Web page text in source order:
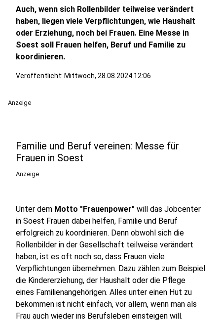
Auch, wenn sich Rollenbilder teilweise verändert
haben, liegen viele Verpflichtungen, wie Haushalt
oder Erziehung, noch bei Frauen. Eine Messe in
Soest soll Frauen helfen, Beruf und Familie zu
koordinieren.
Veröffentlicht: Mittwoch, 28.08.2024 12:06
Anzeige
Familie und Beruf vereinen: Messe für
Frauen in Soest
Anzeige
Unter dem Motto "Frauenpower" will das Jobcenter
in Soest Frauen dabei helfen, Familie und Beruf
erfolgreich zu koordinieren. Denn obwohl sich die
Rollenbilder in der Gesellschaft teilweise verändert
haben, ist es oft noch so, dass Frauen viele
Verpflichtungen übernehmen. Dazu zählen zum Beispiel
die Kindererziehung, der Haushalt oder die Pflege
eines Familienangehörigen. Alles unter einen Hut zu
bekommen ist nicht einfach, vor allem, wenn man als
Frau auch wieder ins Berufsleben einsteigen will.